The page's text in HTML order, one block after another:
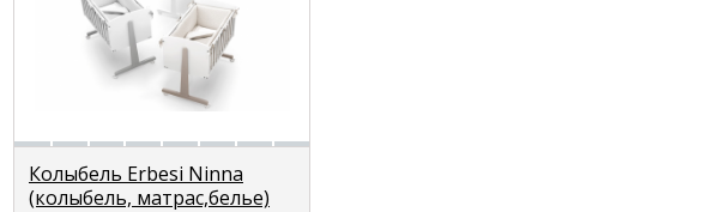
Колыбель Erbesi Ninna
(колыбель, матрас,белье)